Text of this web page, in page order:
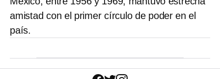
amistad con el primer círculo de poder en el
país.